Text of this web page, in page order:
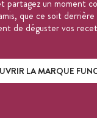
partagez un moment
que ce soit derrière
de déguster vos
LA MARQUE